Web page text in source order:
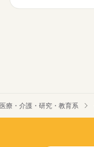
医療・介護・研究・教育系